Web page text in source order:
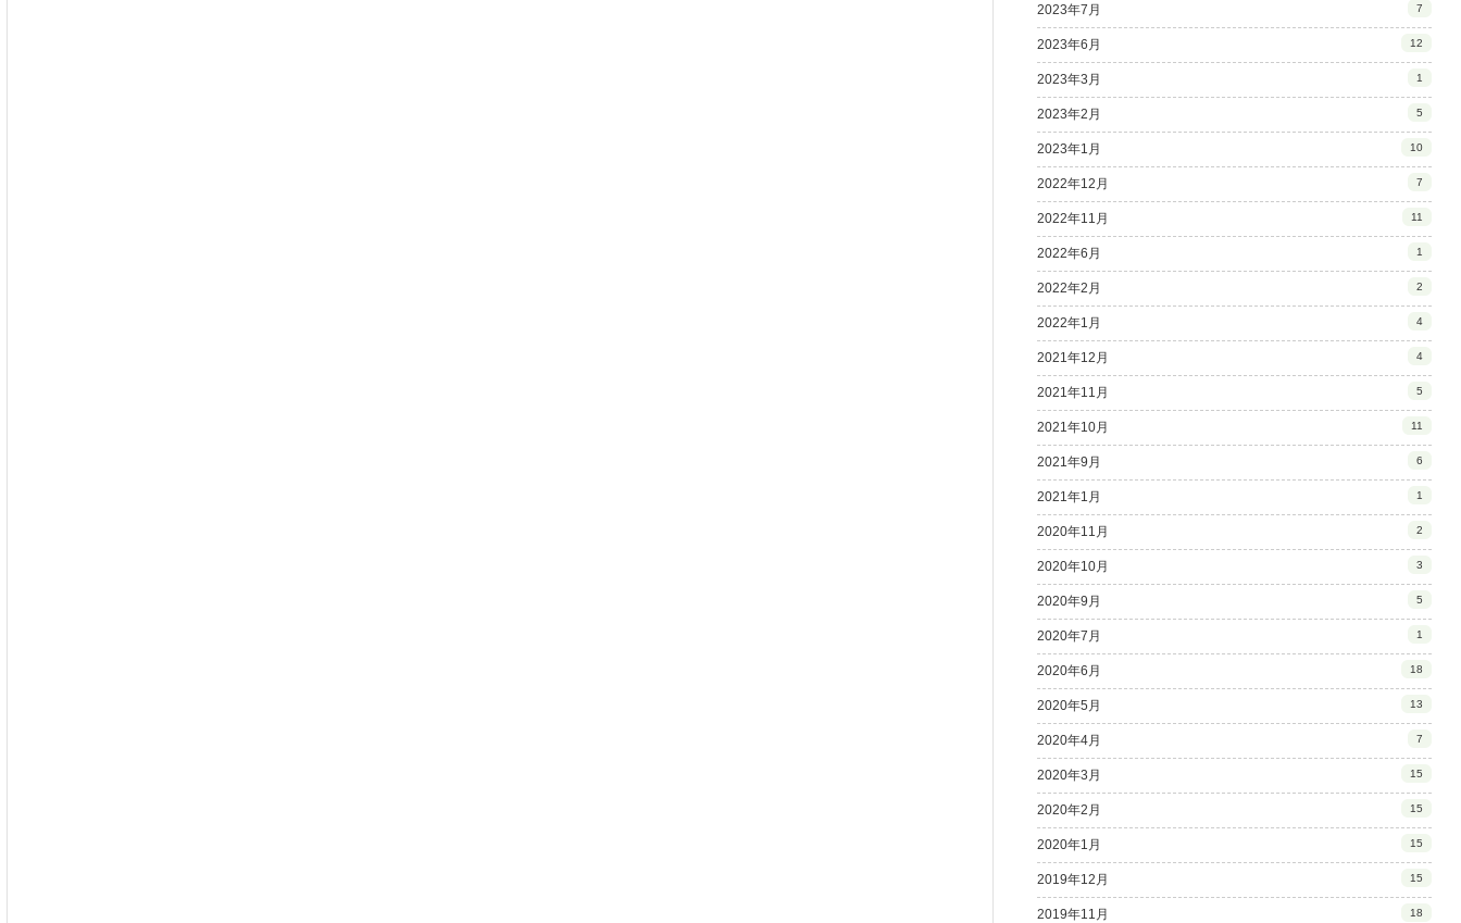
2023年7月 7
2023年6月 12
2023年3月 1
2023年2月 5
2023年1月 10
2022年12月 7
2022年11月 11
2022年6月 1
2022年2月 2
2022年1月 4
2021年12月 4
2021年11月 5
2021年10月 11
2021年9月 6
2021年1月 1
2020年11月 2
2020年10月 3
2020年9月 5
2020年7月 1
2020年6月 18
2020年5月 13
2020年4月 7
2020年3月 15
2020年2月 15
2020年1月 15
2019年12月 15
2019年11月 18